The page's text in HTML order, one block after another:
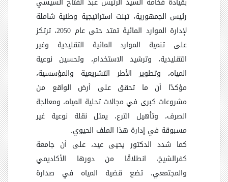
رئيس الجمهورية، تبنت استراتيجية وطنية شاملة
لإدارة الموارد المائية تمتد حتى عام 2050، ترتكز
على تنمية الموارد المائية التقليدية وغير
التقليدية، وترشيد الاستخدام، وتحسين نوعية
المياه، وتطوير الأطر التشريعية والمؤسسية،
مؤكدًا أن ما تحقق على أرض الواقع من
مشروعات كبرى في مجالات تحلية المياه، ومعالجة
الصرف، وتأهيل الترع، يمثل نقلة نوعية غير
مسبوقة في إدارة هذا الملف الحيوي.
كما شدد الدكتور يحيى عيد، على أن جامعة
كفرالشيخ، انطلاقًا من دورها الأكاديمي
والمجتمعي، تضع قضية المياه في صدارة